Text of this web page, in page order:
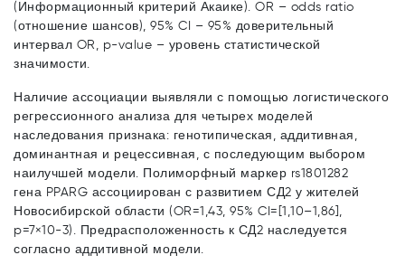
(Информационный критерий Акаике). OR – odds ratio
(отношение шансов), 95% CI – 95% доверительный
интервал OR, p-value – уровень статистической
значимости.
Наличие ассоциации выявляли с помощью логистического
регрессионного анализа для четырех моделей
наследования признака: генотипическая, аддитивная,
доминантная и рецессивная, с последующим выбором
наилучшей модели. Полиморфный маркер rs1801282
гена PPARG ассоциирован с развитием СД2 у жителей
Новосибирской области (OR=1,43, 95% CI=[1,10–1,86],
p=7×10-3). Предрасположенность к СД2 наследуется
согласно аддитивной модели.